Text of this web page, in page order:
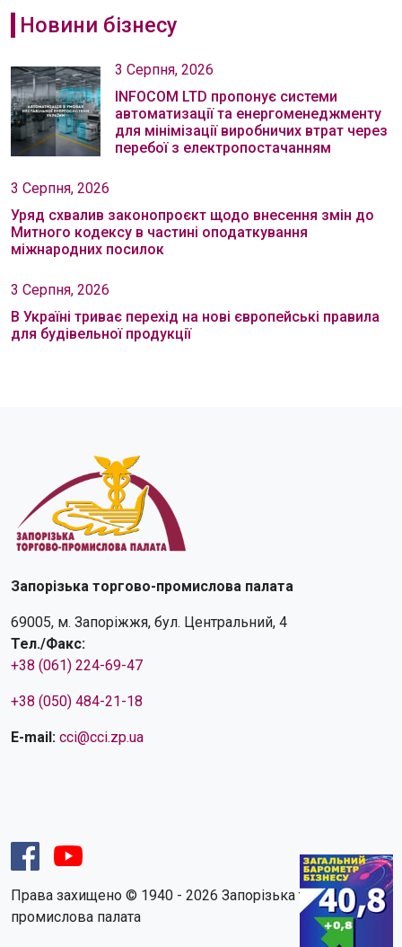
Новини бізнесу
3 Серпня, 2026
INFOCOM LTD пропонує системи
автоматизації та енергоменеджменту
для мінімізації виробничих втрат через
перебої з електропостачанням
3 Серпня, 2026
Уряд схвалив законопроєкт щодо внесення змін до
Митного кодексу в частині оподаткування
міжнародних посилок
3 Серпня, 2026
В Україні триває перехід на нові європейські правила
для будівельної продукції
Запорізька торгово-промислова палата
69005, м. Запоріжжя, бул. Центральний, 4
Тел./Факс:
+38 (061) 224-69-47
+38 (050) 484-21-18
E-mail: cci@cci.zp.ua
Права захищено © 1940 - 2026 Запорізька торгово-
промислова палата